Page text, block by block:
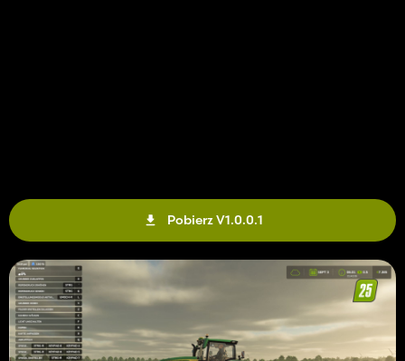
Pobierz V1.0.0.1